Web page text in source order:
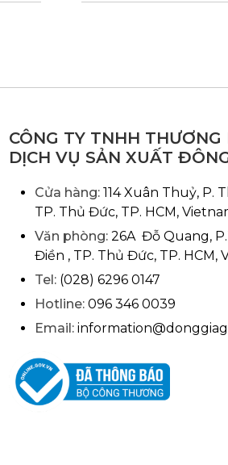
CÔNG TY TNHH THƯƠNG
DỊCH VỤ SẢN XUẤT
Cửa hàng: 114 Xuân Thuỷ, P.
TP. Thủ Đức, TP. HCM,
Văn phòng: 26A Đỗ Quang,
Điền , TP. Thủ Đức, TP. HCM,
Tel: (028) 6296 0147
Hotline: 096 346 0039
Email: